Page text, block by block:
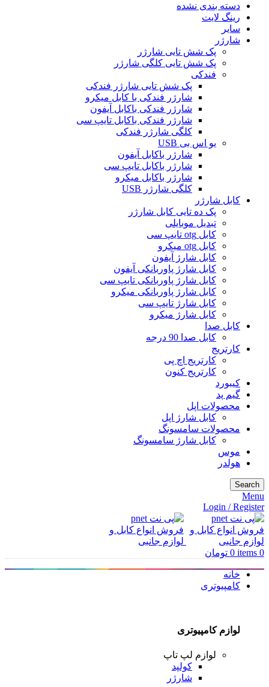
دسته بندی نشده
رینگ لایت
سایر
شارژر
پک شش تایی شارژر
پک شش تایی کلگی شارژر
فندکی
پک شش تایی شارژر فندکی
شارژر فندکی با کابل میکرو
شارژر فندکی باکابل آیفون
شارژر فندکی باکابل تایپ سی
کلگی شارژر فندکی
یو اس بی USB
شارژر باکابل آیفون
شارژر باکابل تایپ سی
شارژر باکابل میکرو
کلگی شارژر USB
کابل شارژر
پک ده تایی کابل شارژر
تبدیل موبایلی
کابل otg تایپ سی
کابل otg میکرو
کابل شارژ آیفون
کابل شارژ پاوربانکی آیفون
کابل شارژ پاوربانکی تایپ سی
کابل شارژ پاوربانکی میکرو
کابل شارژ تایپ سی
کابل شارژ میکرو
کابل صدا
کابل صدا 90 درجه
کارتریج
کارتریج اچ پی
کارتریج کنون
کیبورد
گیم پد
محصولات اپل
کابل شارژ اپل
محصولات سامسونگ
کابل شارژ سامسونگ
موس
هولدر
Search
Menu
Login / Register
0
items
0 تومان
خانه
کامپیوتری
لوازم کامپیوتری
لوازم لپ تاپ
کولپد
شارژر